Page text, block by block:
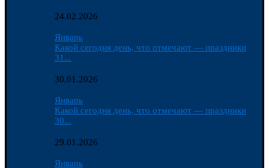
24.02.2026
Январь
Какой сегодня день, что отмечают — праздники
31...
30.01.2026
Январь
Какой сегодня день, что отмечают — праздники
30...
29.01.2026
Январь